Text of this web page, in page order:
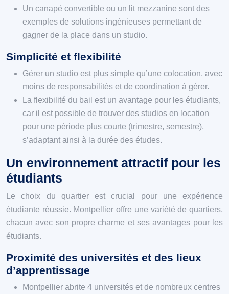
Un canapé convertible ou un lit mezzanine sont des
exemples de solutions ingénieuses permettant de
gagner de la place dans un studio.
Simplicité et flexibilité
Gérer un studio est plus simple qu’une colocation, avec
moins de responsabilités et de coordination à gérer.
La flexibilité du bail est un avantage pour les étudiants,
car il est possible de trouver des studios en location
pour une période plus courte (trimestre, semestre),
s’adaptant ainsi à la durée des études.
Un environnement attractif pour les
étudiants
Le choix du quartier est crucial pour une expérience
étudiante réussie. Montpellier offre une variété de quartiers,
chacun avec son propre charme et ses avantages pour les
étudiants.
Proximité des universités et des lieux
d’apprentissage
Montpellier abrite 4 universités et de nombreux centres